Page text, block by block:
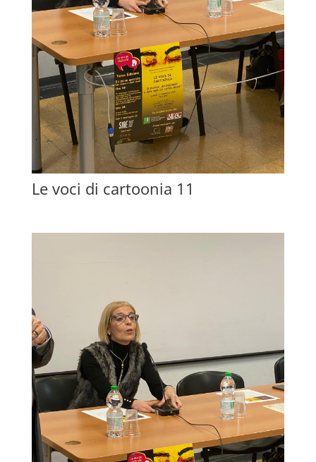
Le voci di cartoonia 11